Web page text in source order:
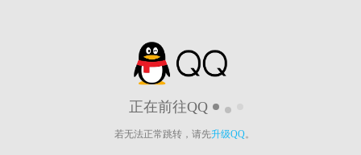
正在前往QQ
若无法正常跳转，请先升级QQ。